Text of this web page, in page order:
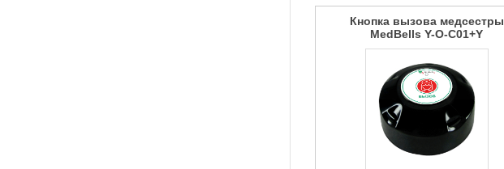
Кнопка вызова медсестры
MedBells Y-O-C01+Y